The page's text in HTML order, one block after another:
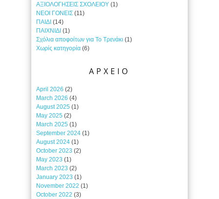
ΑΞΙΟΛΟΓΗΣΕΙΣ ΣΧΟΛΕΙΟΥ (1)
ΝΕΟΙ ΓΟΝΕΙΣ (11)
ΠΑΙΔΙ (14)
ΠΑΙΧΝΙΔΙ (1)
Σχόλια αποφοίτων για Το Τρενάκι (1)
Χωρίς κατηγορία (6)
ΑΡΧΕΙΟ
April 2026 (2)
March 2026 (4)
August 2025 (1)
May 2025 (2)
March 2025 (1)
September 2024 (1)
August 2024 (1)
October 2023 (2)
May 2023 (1)
March 2023 (2)
January 2023 (1)
November 2022 (1)
October 2022 (3)